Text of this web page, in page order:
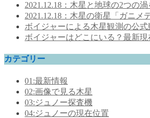
2021.12.18：木星と地球の2つの
2021.12.18：木星の衛星「ガニメ
ボイジャーによる木星観測の公式
ボイジャーはどこにいる？最新現
カテゴリー
01:最新情報
02:画像で見る木星
03:ジュノー探査機
04:ジュノーの現在位置